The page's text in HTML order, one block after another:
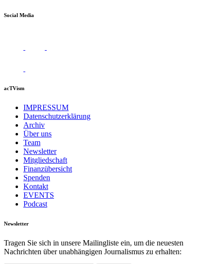
Social Media
acTVism
IMPRESSUM
Datenschutzerklärung
Archiv
Über uns
Team
Newsletter
Mitgliedschaft
Finanzübersicht
Spenden
Kontakt
EVENTS
Podcast
Newsletter
Tragen Sie sich in unsere Mailingliste ein, um die neuesten
Nachrichten über unabhängigen Journalismus zu erhalten: